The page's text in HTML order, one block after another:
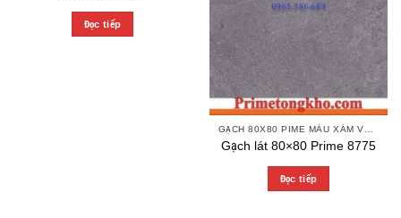
Đọc tiếp
GẠCH 80X80 PIME MÀU XÁM VÀ CÁC MÀU VÂN SÁNG NHẸ
Gạch lát 80×80 Prime 8775
Đọc tiếp